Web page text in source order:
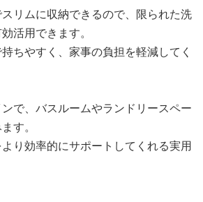
リムに収納できるので、限られた洗
活用できます。
ちやすく、家事の負担を軽減してく
で、バスルームやランドリースペー
す。
り効率的にサポートしてくれる実用